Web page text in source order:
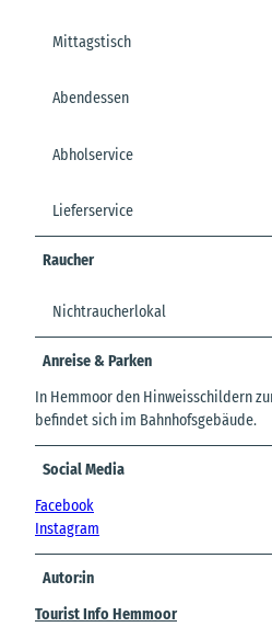
Mittagstisch
Abendessen
Abholservice
Lieferservice
Raucher
Nichtraucherlokal
Anreise & Parken
In Hemmoor den Hinweisschildern
befindet sich im Bahnhofsgebäude.
Social Media
Facebook
Instagram
Autor:in
Tourist Info Hemmoor